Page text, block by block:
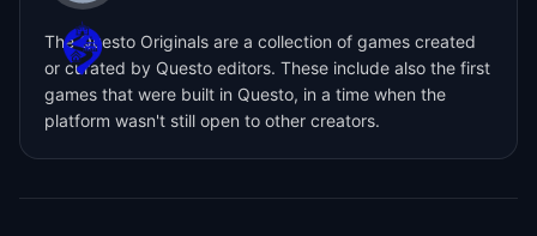
The Questo Originals are a collection of games created
or curated by Questo editors. These include also the first
games that were built in Questo, in a time when the
platform wasn't still open to other creators.